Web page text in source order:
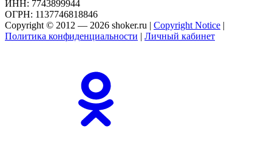
ИНН: 7743899944
ОГРН: 1137746818846
Copyright © 2012 — 2026 shoker.ru | Copyright Notice |
Политика конфиденциальности | Личный кабинет